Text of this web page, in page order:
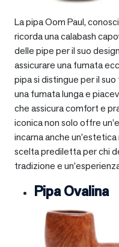
La pipa Oom Paul,
ricorda una calabash
delle pipe per il suo
assicurare una fumata
pipa si distingue per il
una fumata lunga e
che assicura comfort e
iconica non solo offre
incarna anche
scelta prediletta per chi
tradizione e
Pipa Ovalina